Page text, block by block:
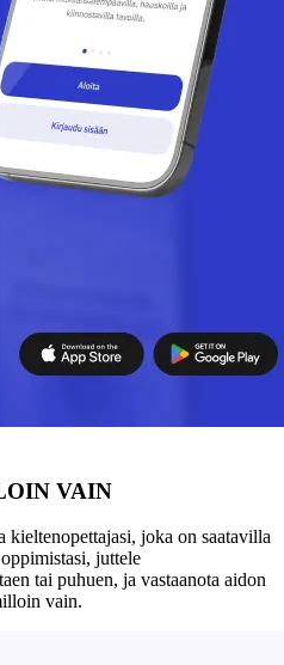
VAIN
joka on saatavilla
juttele
tai puhuen, ja vastaanota aidon
vain.